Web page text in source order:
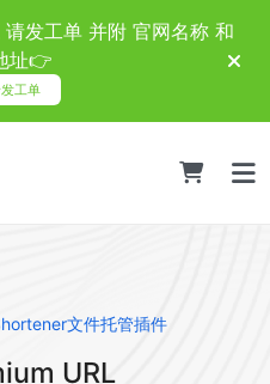
发工单 并附 官网名称 和
址👉
工单
文件托管插件
URL